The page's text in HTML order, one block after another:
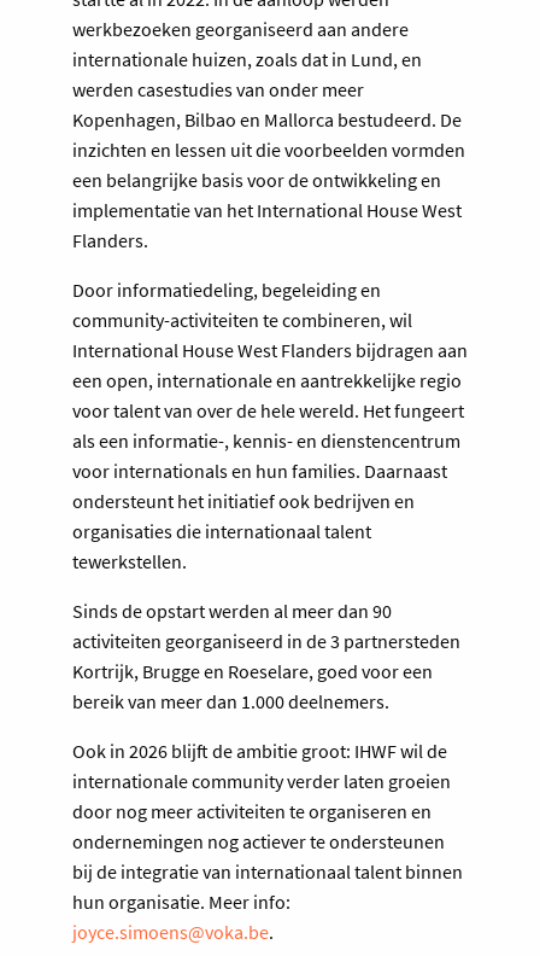
werkbezoeken georganiseerd aan andere
internationale huizen, zoals dat in Lund, en
werden casestudies van onder meer
Kopenhagen, Bilbao en Mallorca bestudeerd. De
inzichten en lessen uit die voorbeelden vormden
een belangrijke basis voor de ontwikkeling en
implementatie van het International House West
Flanders.
Door informatiedeling, begeleiding en
community-activiteiten te combineren, wil
International House West Flanders bijdragen aan
een open, internationale en aantrekkelijke regio
voor talent van over de hele wereld. Het fungeert
als een informatie-, kennis- en dienstencentrum
voor internationals en hun families. Daarnaast
ondersteunt het initiatief ook bedrijven en
organisaties die internationaal talent
tewerkstellen.
Sinds de opstart werden al meer dan 90
activiteiten georganiseerd in de 3 partnersteden
Kortrijk, Brugge en Roeselare, goed voor een
bereik van meer dan 1.000 deelnemers.
Ook in 2026 blijft de ambitie groot: IHWF wil de
internationale community verder laten groeien
door nog meer activiteiten te organiseren en
ondernemingen nog actiever te ondersteunen
bij de integratie van internationaal talent binnen
hun organisatie. Meer info:
joyce.simoens@voka.be.